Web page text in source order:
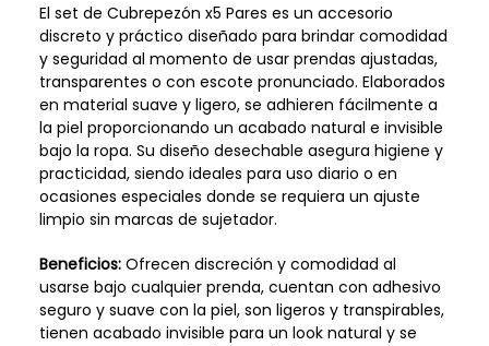
El set de Cubrepezón x5 Pares es un accesorio
discreto y práctico diseñado para brindar comodidad
y seguridad al momento de usar prendas ajustadas,
transparentes o con escote pronunciado. Elaborados
en material suave y ligero, se adhieren fácilmente a
la piel proporcionando un acabado natural e invisible
bajo la ropa. Su diseño desechable asegura higiene y
practicidad, siendo ideales para uso diario o en
ocasiones especiales donde se requiera un ajuste
limpio sin marcas de sujetador.
Beneficios:Ofrecen discreción y comodidad al
usarse bajo cualquier prenda, cuentan con adhesivo
seguro y suave con la piel, son ligeros y transpirables,
tienen acabado invisible para un look natural y se